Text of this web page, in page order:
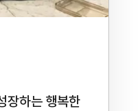
장하는 행복한